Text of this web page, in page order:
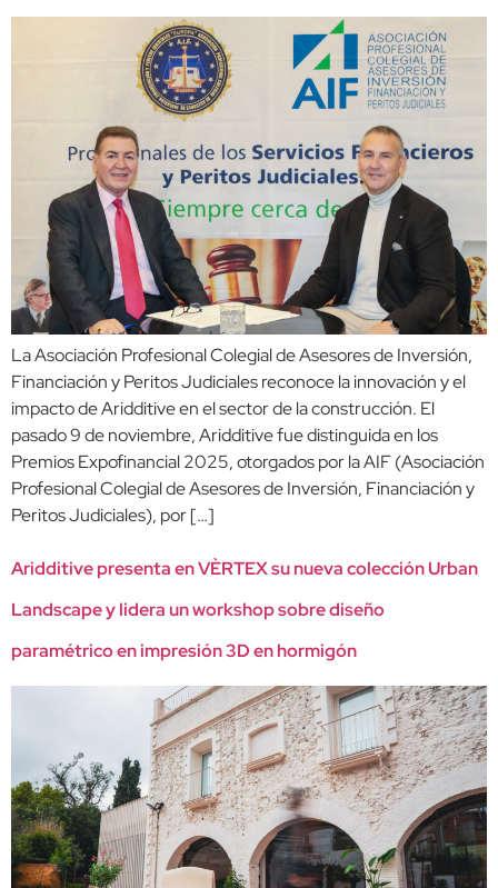
La Asociación Profesional Colegial de Asesores de Inversión,
Financiación y Peritos Judiciales reconoce la innovación y el
impacto de Aridditive en el sector de la construcción. El
pasado 9 de noviembre, Aridditive fue distinguida en los
Premios Expofinancial 2025, otorgados por la AIF (Asociación
Profesional Colegial de Asesores de Inversión, Financiación y
Peritos Judiciales), por […]
Aridditive presenta en VÈRTEX su nueva colección Urban
Landscape y lidera un workshop sobre diseño
paramétrico en impresión 3D en hormigón